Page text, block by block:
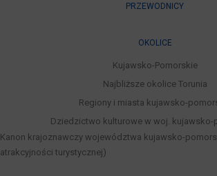
PRZEWODNICY
OKOLICE
Kujawsko-Pomorskie
Najbliższe okolice Torunia
Regiony i miasta kujawsko-
Dziedzictwo kulturowe w woj. kujawsko-
Kanon krajoznawczy województwa kujawsko-
atrakcyjności turystycznej)